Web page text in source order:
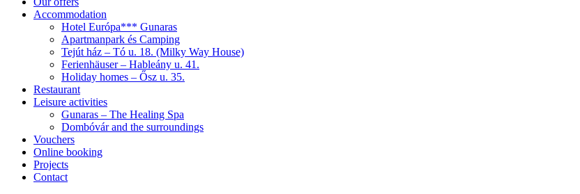
Accommodation
Hotel Európa*** Gunaras
Apartmanpark és Camping
Tejút ház – Tó u. 18. (Milky Way House)
Ferienhäuser – Hableány u. 41.
Holiday homes – Ősz u. 35.
Restaurant
Leisure activities
Gunaras – The Healing Spa
Dombóvár and the surroundings
Vouchers
Online booking
Projects
Contact